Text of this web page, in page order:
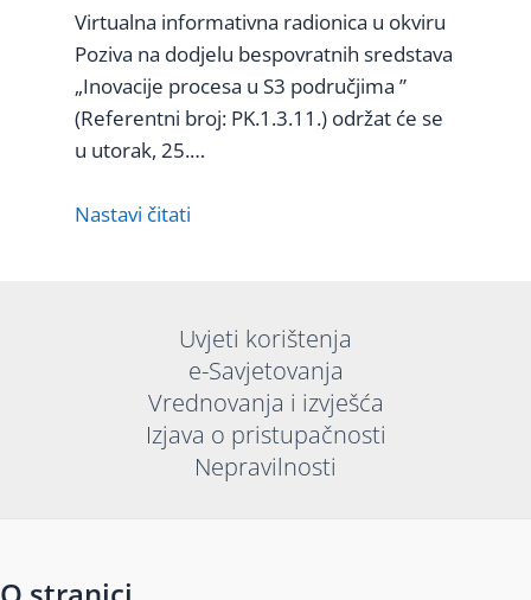
Virtualna informativna radionica u okviru
Poziva na dodjelu bespovratnih sredstava
„Inovacije procesa u S3 područjima ”
(Referentni broj: PK.1.3.11.) održat će se
u utorak, 25.…
Nastavi čitati
Uvjeti korištenja
e-Savjetovanja
Vrednovanja i izvješća
Izjava o pristupačnosti
Nepravilnosti